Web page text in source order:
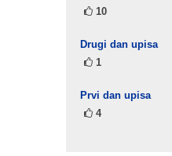
10
Drugi dan upisa
1
Prvi dan upisa
4